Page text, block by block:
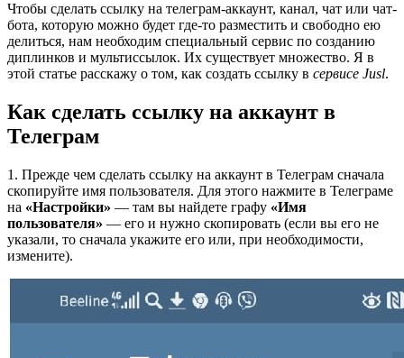
Чтобы сделать ссылку на телеграм-аккаунт, канал, чат или чат-
бота, которую можно будет где-то разместить и свободно ею
делиться, нам необходим специальный сервис по созданию
диплинков и мультиссылок. Их существует множество. Я в
этой статье расскажу о том, как создать ссылку в сервисе Jusl.
Как сделать ссылку на аккаунт в
Телеграм
1. Прежде чем сделать ссылку на аккаунт в Телеграм сначала
скопируйте имя пользователя. Для этого нажмите в Телеграме
на «Настройки» — там вы найдете графу «Имя
пользователя» — его и нужно скопировать (если вы его не
указали, то сначала укажите его или, при необходимости,
измените).